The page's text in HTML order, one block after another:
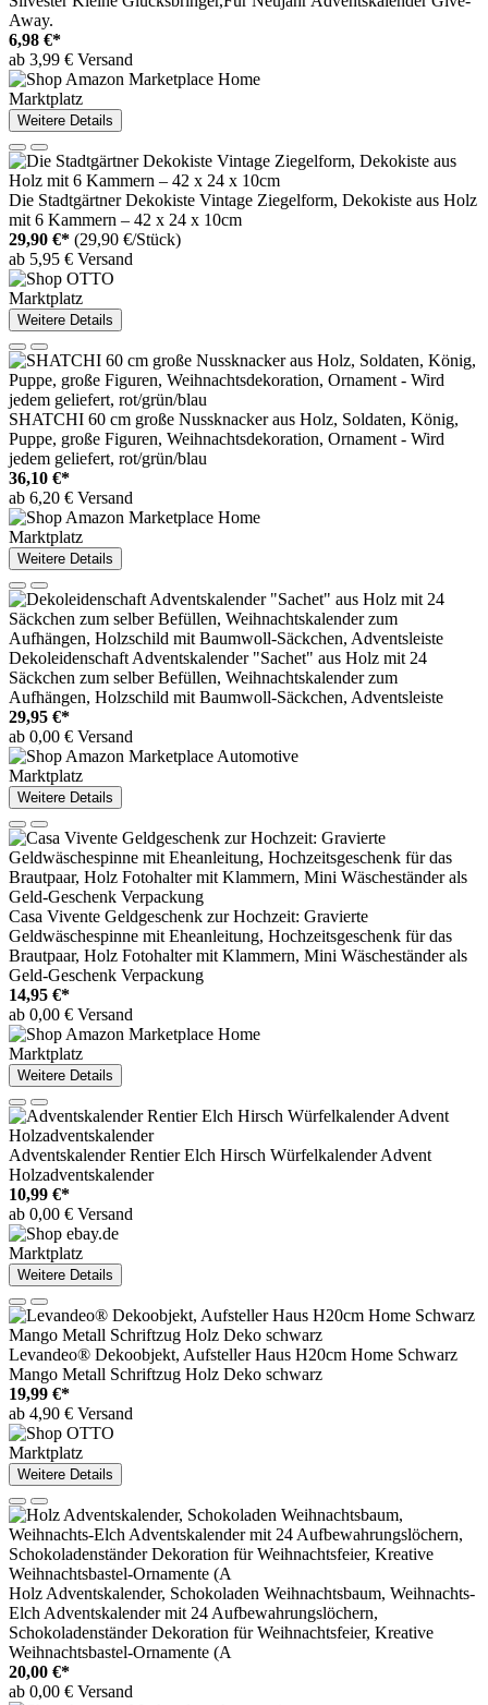
Away.
6,98 €*
ab 3,99 € Versand
Marktplatz
Weitere Details
Die Stadtgärtner Dekokiste Vintage Ziegelform, Dekokiste aus Holz
mit 6 Kammern – 42 x 24 x 10cm
29,90 €* (29,90 €/Stück)
ab 5,95 € Versand
Marktplatz
Weitere Details
SHATCHI 60 cm große Nussknacker aus Holz, Soldaten, König,
Puppe, große Figuren, Weihnachtsdekoration, Ornament - Wird
jedem geliefert, rot/grün/blau
36,10 €*
ab 6,20 € Versand
Marktplatz
Weitere Details
Dekoleidenschaft Adventskalender "Sachet" aus Holz mit 24
Säckchen zum selber Befüllen, Weihnachtskalender zum
Aufhängen, Holzschild mit Baumwoll-Säckchen, Adventsleiste
29,95 €*
ab 0,00 € Versand
Marktplatz
Weitere Details
Casa Vivente Geldgeschenk zur Hochzeit: Gravierte
Geldwäschespinne mit Eheanleitung, Hochzeitsgeschenk für das
Brautpaar, Holz Fotohalter mit Klammern, Mini Wäscheständer als
Geld-Geschenk Verpackung
14,95 €*
ab 0,00 € Versand
Marktplatz
Weitere Details
Adventskalender Rentier Elch Hirsch Würfelkalender Advent
Holzadventskalender
10,99 €*
ab 0,00 € Versand
Marktplatz
Weitere Details
Levandeo® Dekoobjekt, Aufsteller Haus H20cm Home Schwarz
Mango Metall Schriftzug Holz Deko schwarz
19,99 €*
ab 4,90 € Versand
Marktplatz
Weitere Details
Holz Adventskalender, Schokoladen Weihnachtsbaum, Weihnachts-
Elch Adventskalender mit 24 Aufbewahrungslöchern,
Schokoladenständer Dekoration für Weihnachtsfeier, Kreative
Weihnachtsbastel-Ornamente (A
20,00 €*
ab 0,00 € Versand